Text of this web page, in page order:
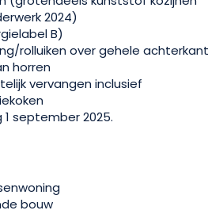
2024)
B)
rolluiken over gehele achterkant
horren
vervangen inclusief
september 2025.
bouw